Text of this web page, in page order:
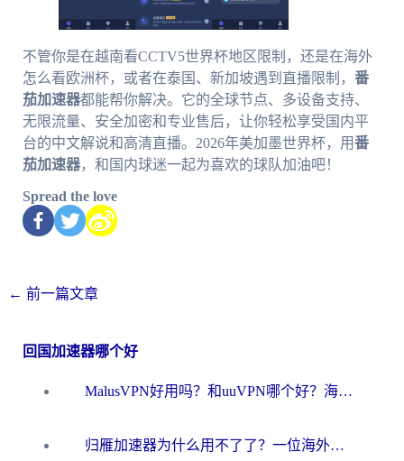
不管你是在越南看CCTV5世界杯地区限制，还是在海外
怎么看欧洲杯，或者在泰国、新加坡遇到直播限制， 番
茄加速器都能帮你解决。它的全球节点、多设备支持、
无限流量、安全加密和专业售后，让你轻松享受国内平
台的中文解说和高清直播。2026年美加墨世界杯，用番
茄加速器，和国内球迷一起为喜欢的球队加油吧！
Spread the love
← 前一篇文章
回国加速器哪个好
MalusVPN好用吗？和uuVPN哪个好？海外党无缝访问国内资源的真实对比与选择指南
归雁加速器为什么用不了了？一位海外游子的真实困惑与技术解答